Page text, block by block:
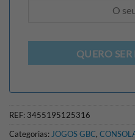
QUERO
REF: 3455195125316
Categorias:JOGOS GBC,